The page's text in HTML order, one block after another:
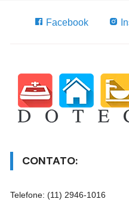
Facebook
CONTATO:
Telefone: (11) 2946-1016